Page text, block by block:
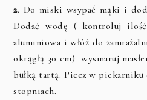
2. Do miski wsypać mąki i
Dodać wodę ( kontroluj
aluminiowa i włóż do
okrągłą 30 cm) wysmaruj
bułką tartą. Piecz w piekarniku
stopniach.